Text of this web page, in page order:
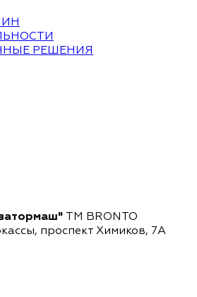
РЕШЕНИЯ
TM BRONTO
проспект Химиков, 7A